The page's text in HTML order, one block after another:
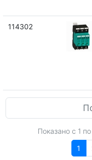
114302
Показано с 1 по
1